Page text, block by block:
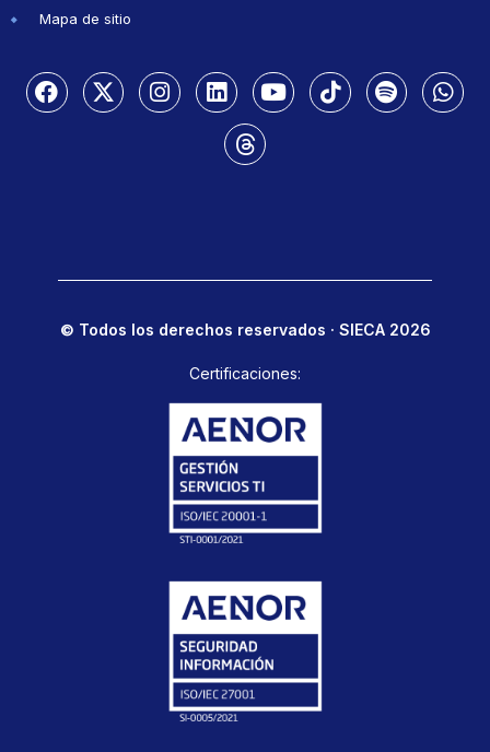
Mapa de sitio
© Todos los derechos reservados · SIECA 2026
Certificaciones: